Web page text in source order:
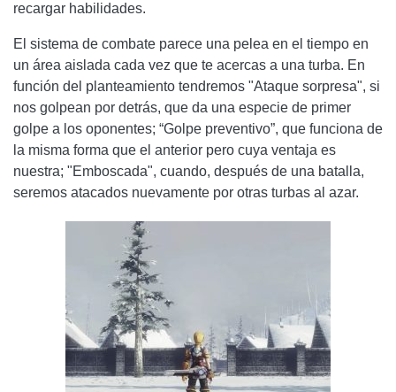
recargar habilidades.
El sistema de combate parece una pelea en el tiempo en
un área aislada cada vez que te acercas a una turba. En
función del planteamiento tendremos "Ataque sorpresa", si
nos golpean por detrás, que da una especie de primer
golpe a los oponentes; “Golpe preventivo”, que funciona de
la misma forma que el anterior pero cuya ventaja es
nuestra; "Emboscada", cuando, después de una batalla,
seremos atacados nuevamente por otras turbas al azar.